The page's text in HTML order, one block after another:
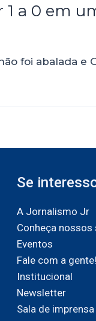
a 0 em
foi abalada e
Se
A Jornalismo Jr
Conheça nossos
Eventos
Fale com a gente!
Institucional
Newsletter
Sala de imprensa